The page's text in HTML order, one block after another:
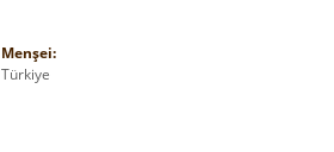
Menşei:
Türkiye